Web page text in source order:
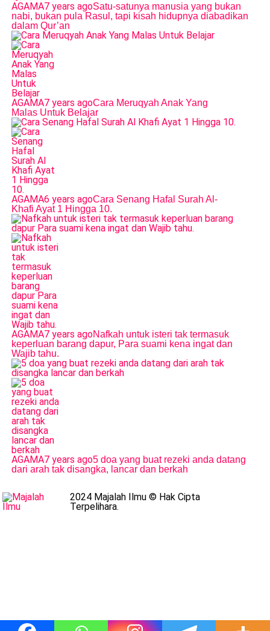
AGAMA7 years agoSatu-satunya manusia yang bukan
nabi, bukan pula Rasul, tapi kisah hidupnya diabadikan
dalam Qur’an
AGAMA7 years agoCara Meruqyah Anak Yang
Malas Untuk Belajar
AGAMA6 years agoCara Senang Hafal Surah Al-
Khafi Ayat 1 Hingga 10.
AGAMA7 years agoNafkah untuk isteri tak termasuk
keperluan barang dapur, Para suami kena ingat dan
Wajib tahu.
AGAMA7 years ago5 doa yang buat rezeki anda datang
dari arah tak disangka, lancar dan berkah
2024 Majalah Ilmu © Hak Cipta
Terpelihara.